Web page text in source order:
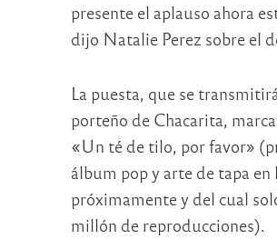
presente el aplauso ahora
dijo Natalie Perez sobre el
La puesta, que se
porteño de Chacarita,
«Un té de tilo, por favor»
álbum pop y arte de tapa
próximamente y del cual
millón de reproducciones).